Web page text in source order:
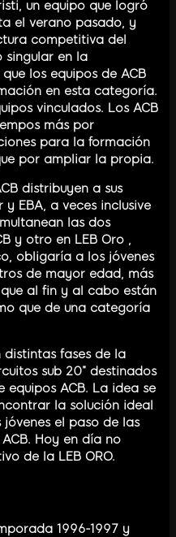
un equipo que logró
el verano pasado, y
competitiva del
singular en la
los equipos de ACB
en esta categoría.
vinculados. Los ACB
más por
para la formación
por ampliar la propia.
distribuyen a sus
EBA, a veces inclusive
las dos
y otro en LEB Oro ,
obligaría a los jóvenes
de mayor edad, más
al fin y al cabo están
que de una categoría
distintas fases de la
sub 20” destinados
ACB. La idea se
la solución ideal
el paso de las
Hoy en día no
de la LEB ORO.
1996-1997 y